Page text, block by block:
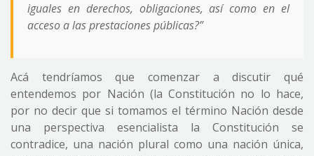
iguales en derechos, obligaciones, así como en el
acceso a las prestaciones públicas?”
Acá tendríamos que comenzar a discutir qué
entendemos por Nación (la Constitución no lo hace,
por no decir que si tomamos el término Nación desde
una perspectiva esencialista la Constitución se
contradice, una nación plural como una nación única,